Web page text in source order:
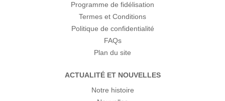
Programme de fidélisation
Termes et Conditions
Politique de confidentialité
FAQs
Plan du site
ACTUALITÉ ET NOUVELLES
Notre histoire